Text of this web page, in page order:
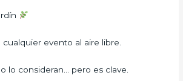
cualquier evento al aire libre.
lo consideran… pero es clave.